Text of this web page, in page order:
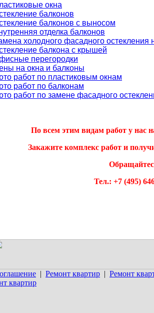
окна
балконов
балконов с выносом
отделка балконов
холодного фасадного остекления
балкона с крышей
перегородки
на окна и балконы
работ по пластиковым окнам
работ по балконам
работ по замене фасадного
По всем этим видам работ у нас
Закажите комплекс работ и
Тел.: +7 (495)
| Ремонт квартир | Ремонт
квартир